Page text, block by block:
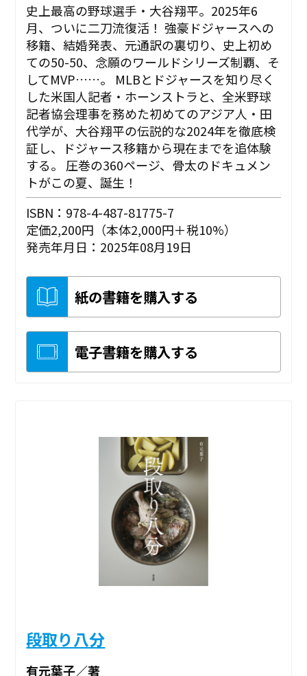
史上最高の野球選手・大谷翔平。2025年6
月、ついに二刀流復活！ 強豪ドジャースへの
移籍、結婚発表、元通訳の裏切り、史上初め
ての50-50、念願のワールドシリーズ制覇、そ
してMVP……。 MLBとドジャースを知り尽く
した米国人記者・ホーンストラと、全米野球
記者協会理事を務めた初めてのアジア人・田
代学が、大谷翔平の伝説的な2024年を徹底検
証し、ドジャース移籍から現在までを追体験
する。 圧巻の360ページ、骨太のドキュメン
トがこの夏、誕生！
ISBN：978-4-487-81775-7
定価2,200円（本体2,000円＋税10%）
発売年月日：2025年08月19日
紙の書籍を購入する
電子書籍を購入する
段取り八分
有元葉子／著